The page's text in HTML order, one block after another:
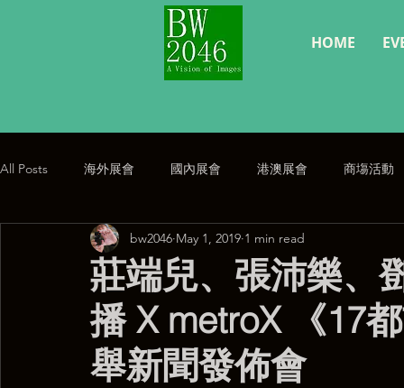
HOME
All Posts 海外展會 國內展會 港澳展會 商塲活動
公告
莊端兒、張沛樂、
播 X metroX 《17
舉新聞發佈會
bw2046 May 1, 2019 1 min read